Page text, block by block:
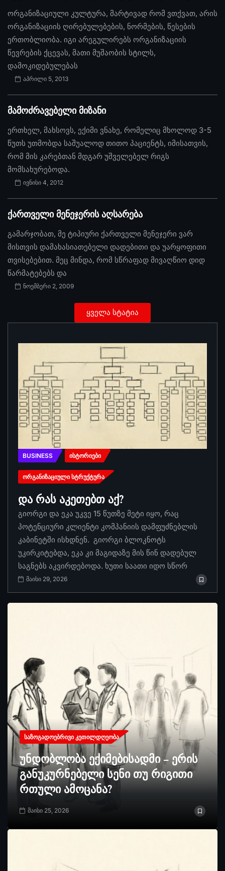
ორგანიზაციული კულტურა, მარტივად რომ ვთქვათ, არის
ორგანიზაციის ღირებულებების, ნორმების, წესების
ერთობლიობა. იგი არეგულირებს ორგანიზაციის
წევრების ქცევას, მათი მუშაობის სტილს,
დამოკიდებულებას
აპრილი 5, 2013
მამოძრავებელი მიზანი
ერთხელ, მახსოვს, ექიმი ვნახე, რომელიც მხოლოდ 3-5
წუთს უთმობდა საშუალოდ თითო პაციენტს, იმისათვის,
რომ მის კარებთან მდგარ უშველებელ რიგს
მომსახურებოდა.
ივნისი 4, 2012
ქართველი მენეჯერის აღსარება
გამარჯობათ, მე ტიპიური ქართველი მენეჯერი ვარ
მისთვის დამახასიათებელი დადებითი და უარყოფითი
თვისებებით. მეც მინდა, რომ სწრაფად მივაღწიო დიდ
წარმატებებს და
ნოემბერი 2, 2009
ყველა სტატია
BUSINESS ᲘᲡᲢᲝᲠᲘᲔᲑᲘ
ᲝᲠᲒᲐᲜᲘᲖᲐᲪᲘᲣᲚᲘ ᲡᲢᲠᲣᲥᲢᲣᲠᲐ
და რას აკეთებთ აქ?
გიორგი და ეკა უკვე 15 წუთზე მეტი იყო, რაც
პოტენციური კლიენტი კომპანიის დამფუძნებლის
კაბინეტში ისხდნენ. გიორგი ბლოკნოტს
უკირკიტებდა, ეკა კი მაგიდაზე მის წინ დადებულ
საგნებს აკვირდებოდა. ხუთი საათი იდო სწორ
მაისი 29, 2026
ᲡᲐᲖᲝᲒᲐᲓᲝᲔᲑᲠᲘᲕᲘ ᲙᲔᲗᲘᲚᲓᲦᲔᲝᲑᲐ
უნდობლობა ექიმებისადმი – ერის
განუკურნებელი სენი თუ რიგითი
რთული ამოცანა?
მაისი 25, 2026